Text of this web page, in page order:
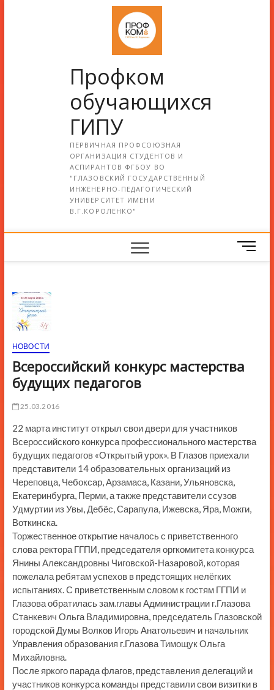
Профком
обучающихся
ГИПУ
ПЕРВИЧНАЯ ПРОФСОЮЗНАЯ
ОРГАНИЗАЦИЯ СТУДЕНТОВ И
АСПИРАНТОВ ФГБОУ ВО
"ГЛАЗОВСКИЙ ГОСУДАРСТВЕННЫЙ
ИНЖЕНЕРНО-ПЕДАГОГИЧЕСКИЙ
УНИВЕРСИТЕТ ИМЕНИ
В.Г.КОРОЛЕНКО"
М
е
и
НОВОСТИ
Всероссийский конкурс мастерства
будущих педагогов
25.03.2016
22 марта институт открыл свои двери для участников
Всероссийского конкурса профессионального мастерства
будущих педагогов «Открытый урок». В Глазов приехали
представители 14 образовательных организаций из
Череповца, Чебоксар, Арзамаса, Казани, Ульяновска,
Екатеринбурга, Перми, а также представители ссузов
Удмуртии из Увы, Дебёс, Сарапула, Ижевска, Яра, Можги,
Воткинска.
Торжественное открытие началось с приветственного
слова ректора ГГПИ, председателя оргкомитета конкурса
Янины Александровны Чиговской-Назаровой, которая
пожелала ребятам успехов в предстоящих нелёгких
испытаниях. С приветственным словом к гостям ГГПИ и
Глазова обратилась зам.главы Администрации г.Глазова
Станкевич Ольга Владимировна, председатель Глазовской
городской Думы Волков Игорь Анатольевич и начальник
Управления образования г.Глазова Тимощук Ольга
Михайловна.
После яркого парада флагов, представления делегаций и
участников конкурса команды представили свои визитки в